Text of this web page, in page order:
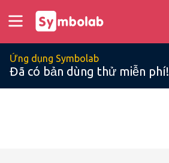
Ứng dụng Symbolab
Đã có bản dùng thử miễn phí!